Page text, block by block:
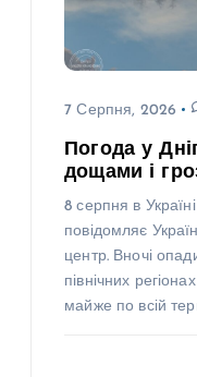
7 Серпня, 2026
Погода у
дощами і
8 серпня в
повідомляє
центр. Вночі
північних
майже по всій